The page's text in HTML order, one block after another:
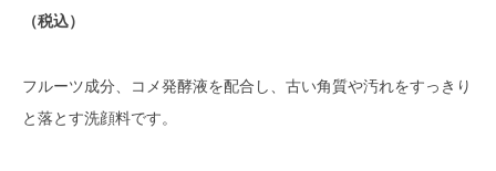
（税込）
フルーツ成分、コメ発酵液を配合し、古い角質や汚れをすっきり
と落とす洗顔料です。